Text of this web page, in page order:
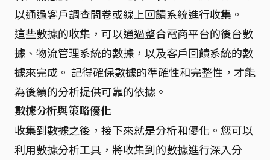
以通過客戶調查問卷或線上回饋系統進行收集。
這些數據的收集，可以通過整合電商平台的後台數
據、物流管理系統的數據，以及客戶回饋系統的數
據來完成。 記得確保數據的準確性和完整性，才能
為後續的分析提供可靠的依據。
數據分析與策略優化
收集到數據之後，接下來就是分析和優化。您可以
利用數據分析工具，將收集到的數據進行深入分